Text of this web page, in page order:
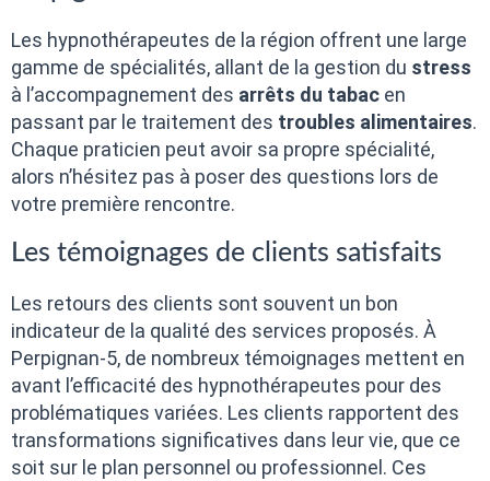
Les hypnothérapeutes de la région offrent une large
gamme de spécialités, allant de la gestion du stress
à l’accompagnement des arrêts du tabac en
passant par le traitement des troubles alimentaires.
Chaque praticien peut avoir sa propre spécialité,
alors n’hésitez pas à poser des questions lors de
votre première rencontre.
Les témoignages de clients satisfaits
Les retours des clients sont souvent un bon
indicateur de la qualité des services proposés. À
Perpignan-5, de nombreux témoignages mettent en
avant l’efficacité des hypnothérapeutes pour des
problématiques variées. Les clients rapportent des
transformations significatives dans leur vie, que ce
soit sur le plan personnel ou professionnel. Ces